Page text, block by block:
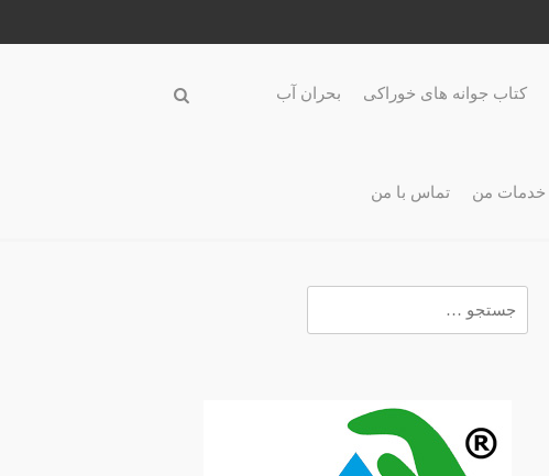
کتاب جوانه های خوراکی بحران آب
خدمات من تماس با من
برای: